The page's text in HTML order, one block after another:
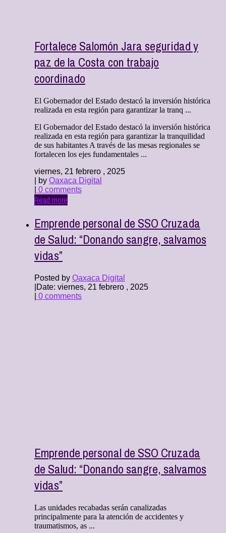
Fortalece Salomón Jara seguridad y
paz de la Costa con trabajo
coordinado
El Gobernador del Estado destacó la inversión histórica
realizada en esta región para garantizar la tranq ...
El Gobernador del Estado destacó la inversión histórica
realizada en esta región para garantizar la tranquilidad
de sus habitantes A través de las mesas regionales se
fortalecen los ejes fundamentales ...
viernes, 21 febrero , 2025
| by Oaxaca Digital
0 comments
Read more
Emprende personal de SSO Cruzada
de Salud: “Donando sangre, salvamos
vidas”
Posted by Oaxaca Digital
Date: viernes, 21 febrero , 2025
0 comments
Emprende personal de SSO Cruzada
de Salud: “Donando sangre, salvamos
vidas”
Las unidades recabadas serán canalizadas
principalmente para la atención de accidentes y
traumatismos, as ...